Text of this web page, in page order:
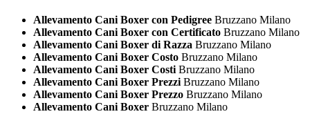
Allevamento Cani Boxer con Pedigree Bruzzano Milano
Allevamento Cani Boxer con Certificato Bruzzano Milano
Allevamento Cani Boxer di Razza Bruzzano Milano
Allevamento Cani Boxer Costo Bruzzano Milano
Allevamento Cani Boxer Costi Bruzzano Milano
Allevamento Cani Boxer Prezzi Bruzzano Milano
Allevamento Cani Boxer Prezzo Bruzzano Milano
Allevamento Cani Boxer Bruzzano Milano